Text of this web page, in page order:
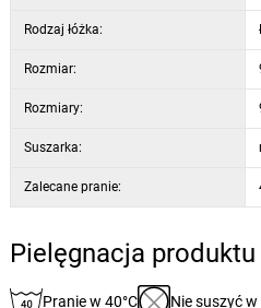
Rodzaj łóżka:
Rozmiar:
Rozmiary:
Suszarka:
Zalecane pranie:
Pielęgnacja produktu
Pranie w 40°C Nie suszyć